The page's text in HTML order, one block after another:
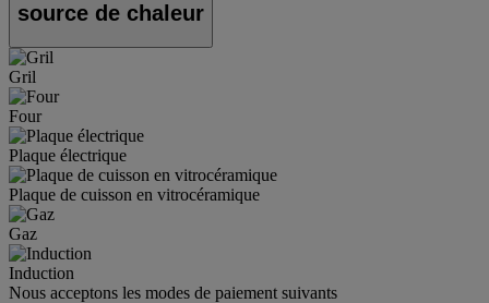
source de chaleur
Gril
Four
Plaque électrique
Plaque de cuisson en vitrocéramique
Gaz
Induction
Nous acceptons les modes de paiement suivants